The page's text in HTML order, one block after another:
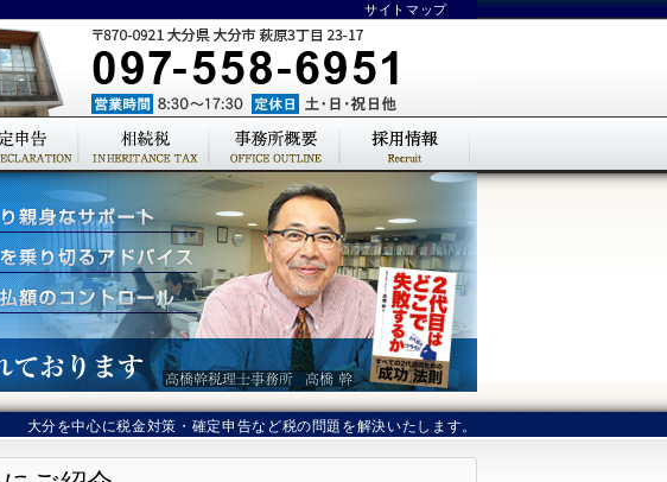
サイトマップ
大分を中心に税金対策・確定申告など税の問題を解決いたします。